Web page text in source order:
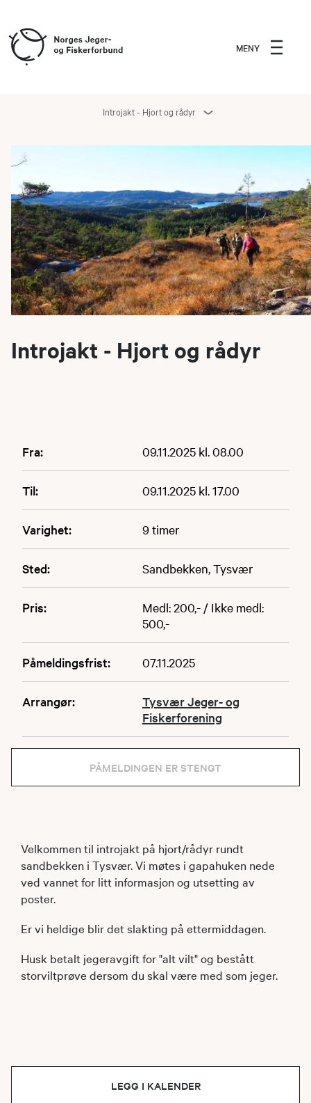
MENY
Introjakt - Hjort og rådyr
Introjakt - Hjort og rådyr
Fra: 09.11.2025 kl. 08.00
Til: 09.11.2025 kl. 17.00
Varighet: 9 timer
Sted: Sandbekken, Tysvær
Pris:
Medl: 200,- / Ikke medl:
500,-
Påmeldingsfrist: 07.11.2025
Arrangør:
Tysvær Jeger- og
Fiskerforening
PÅMELDINGEN ER STENGT
Velkommen til introjakt på hjort/rådyr rundt
sandbekken i Tysvær. Vi møtes i gapahuken nede
ved vannet for litt informasjon og utsetting av
poster.
Er vi heldige blir det slakting på ettermiddagen.
Husk betalt jegeravgift for "alt vilt" og bestått
storviltprøve dersom du skal være med som jeger.
LEGG I KALENDER